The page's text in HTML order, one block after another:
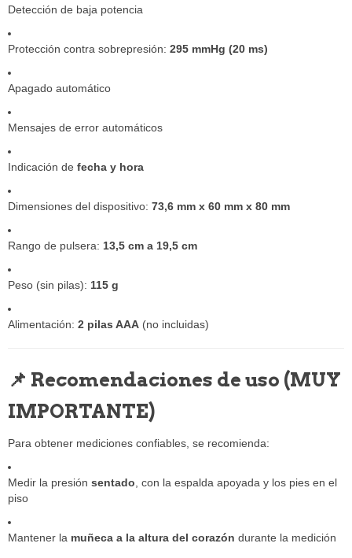
Detección de baja potencia
Protección contra sobrepresión: 295 mmHg (20 ms)
Apagado automático
Mensajes de error automáticos
Indicación de fecha y hora
Dimensiones del dispositivo: 73,6 mm x 60 mm x 80 mm
Rango de pulsera: 13,5 cm a 19,5 cm
Peso (sin pilas): 115 g
Alimentación: 2 pilas AAA (no incluidas)
📌 Recomendaciones de uso (MUY
IMPORTANTE)
Para obtener mediciones confiables, se recomienda:
Medir la presión sentado , con la espalda apoyada y los pies en el
piso
Mantener la muñeca a la altura del corazón durante la medición